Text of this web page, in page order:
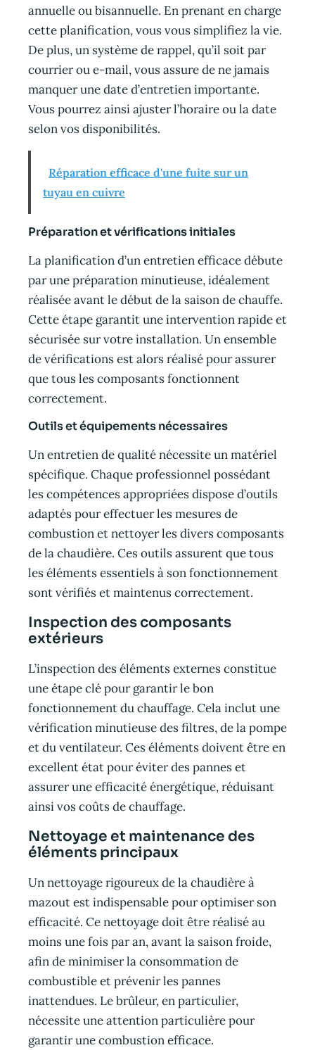
annuelle ou bisannuelle. En prenant en charge
cette planification, vous vous simplifiez la vie.
De plus, un système de rappel, qu’il soit par
courrier ou e-mail, vous assure de ne jamais
manquer une date d’entretien importante.
Vous pourrez ainsi ajuster l’horaire ou la date
selon vos disponibilités.
Réparation efficace d'une fuite sur un
tuyau en cuivre
Préparation et vérifications initiales
La planification d’un entretien efficace débute
par une préparation minutieuse, idéalement
réalisée avant le début de la saison de chauffe.
Cette étape garantit une intervention rapide et
sécurisée sur votre installation. Un ensemble
de vérifications est alors réalisé pour assurer
que tous les composants fonctionnent
correctement.
Outils et équipements nécessaires
Un entretien de qualité nécessite un matériel
spécifique. Chaque professionnel possédant
les compétences appropriées dispose d’outils
adaptés pour effectuer les mesures de
combustion et nettoyer les divers composants
de la chaudière. Ces outils assurent que tous
les éléments essentiels à son fonctionnement
sont vérifiés et maintenus correctement.
Inspection des composants
extérieurs
L’inspection des éléments externes constitue
une étape clé pour garantir le bon
fonctionnement du chauffage. Cela inclut une
vérification minutieuse des filtres, de la pompe
et du ventilateur. Ces éléments doivent être en
excellent état pour éviter des pannes et
assurer une efficacité énergétique, réduisant
ainsi vos coûts de chauffage.
Nettoyage et maintenance des
éléments principaux
Un nettoyage rigoureux de la chaudière à
mazout est indispensable pour optimiser son
efficacité. Ce nettoyage doit être réalisé au
moins une fois par an, avant la saison froide,
afin de minimiser la consommation de
combustible et prévenir les pannes
inattendues. Le brûleur, en particulier,
nécessite une attention particulière pour
garantir une combustion efficace.